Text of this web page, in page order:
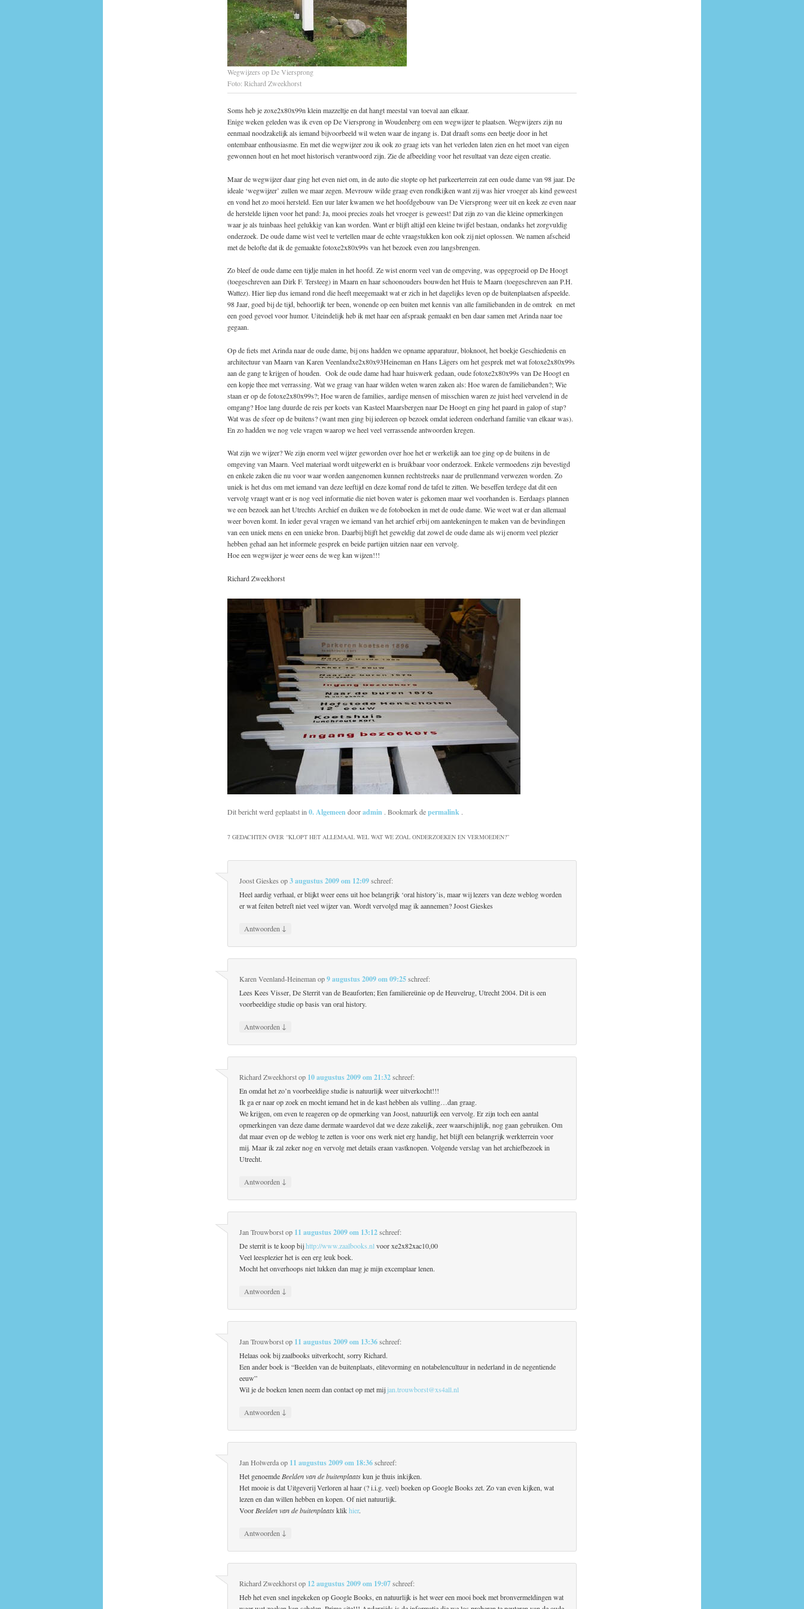
Wegwijzers op De Viersprong
Foto: Richard Zweekhorst
Soms heb je zoxe2x80x99n klein mazzeltje en dat hangt meestal van toeval aan elkaar.
Enige weken geleden was ik even op De Viersprong in Woudenberg om een wegwijzer te plaatsen. Wegwijzers zijn nu
eenmaal noodzakelijk als iemand bijvoorbeeld wil weten waar de ingang is. Dat draaft soms een beetje door in het
ontembaar enthousiasme. En met die wegwijzer zou ik ook zo graag iets van het verleden laten zien en het moet van eigen
gewonnen hout en het moet historisch verantwoord zijn. Zie de afbeelding voor het resultaat van deze eigen creatie.
Maar de wegwijzer daar ging het even niet om, in de auto die stopte op het parkeerterrein zat een oude dame van 98 jaar. De
ideale ‘wegwijzer’ zullen we maar zegen. Mevrouw wilde graag even rondkijken want zij was hier vroeger als kind geweest
en vond het zo mooi hersteld. Een uur later kwamen we het hoofdgebouw van De Viersprong weer uit en keek ze even naar
de herstelde lijnen voor het pand: Ja, mooi precies zoals het vroeger is geweest! Dat zijn zo van die kleine opmerkingen
waar je als tuinbaas heel gelukkig van kan worden. Want er blijft altijd een kleine twijfel bestaan, ondanks het zorgvuldig
onderzoek. De oude dame wist veel te vertellen maar de echte vraagstukken kon ook zij niet oplossen. We namen afscheid
met de belofte dat ik de gemaakte fotoxe2x80x99s van het bezoek even zou langsbrengen.
Zo bleef de oude dame een tijdje malen in het hoofd. Ze wist enorm veel van de omgeving, was opgegroeid op De Hoogt
(toegeschreven aan Dirk F. Tersteeg) in Maarn en haar schoonouders bouwden het Huis te Maarn (toegeschreven aan P.H.
Wattez). Hier liep dus iemand rond die heeft meegemaakt wat er zich in het dagelijks leven op de buitenplaatsen afspeelde.
98 Jaar, goed bij de tijd, behoorlijk ter been, wonende op een buiten met kennis van alle familiebanden in de omtrek en met
een goed gevoel voor humor. Uiteindelijk heb ik met haar een afspraak gemaakt en ben daar samen met Arinda naar toe
gegaan.
Op de fiets met Arinda naar de oude dame, bij ons hadden we opname apparatuur, bloknoot, het boekje Geschiedenis en
architectuur van Maarn van Karen Veenlandxe2x80x93Heineman en Hans Lägers om het gesprek met wat fotoxe2x80x99s
aan de gang te krijgen of houden. Ook de oude dame had haar huiswerk gedaan, oude fotoxe2x80x99s van De Hoogt en
een kopje thee met verrassing. Wat we graag van haar wilden weten waren zaken als: Hoe waren de familiebanden?; Wie
staan er op de fotoxe2x80x99s?; Hoe waren de families, aardige mensen of misschien waren ze juist heel vervelend in de
omgang? Hoe lang duurde de reis per koets van Kasteel Maarsbergen naar De Hoogt en ging het paard in galop of stap?
Wat was de sfeer op de buitens? (want men ging bij iedereen op bezoek omdat iedereen onderhand familie van elkaar was).
En zo hadden we nog vele vragen waarop we heel veel verrassende antwoorden kregen.
Wat zijn we wijzer? We zijn enorm veel wijzer geworden over hoe het er werkelijk aan toe ging op de buitens in de
omgeving van Maarn. Veel materiaal wordt uitgewerkt en is bruikbaar voor onderzoek. Enkele vermoedens zijn bevestigd
en enkele zaken die nu voor waar worden aangenomen kunnen rechtstreeks naar de prullenmand verwezen worden. Zo
uniek is het dus om met iemand van deze leeftijd en deze komaf rond de tafel te zitten. We beseffen terdege dat dit een
vervolg vraagt want er is nog veel informatie die niet boven water is gekomen maar wel voorhanden is. Eerdaags plannen
we een bezoek aan het Utrechts Archief en duiken we de fotoboeken in met de oude dame. Wie weet wat er dan allemaal
weer boven komt. In ieder geval vragen we iemand van het archief erbij om aantekeningen te maken van de bevindingen
van een uniek mens en een unieke bron. Daarbij blijft het geweldig dat zowel de oude dame als wij enorm veel plezier
hebben gehad aan het informele gesprek en beide partijen uitzien naar een vervolg.
Hoe een wegwijzer je weer eens de weg kan wijzen!!!
Richard Zweekhorst
Dit bericht werd geplaatst in 0. Algemeen dooradmin . Bookmark depermalink .
7 GEDACHTEN OVER “KLOPT HET ALLEMAAL WEL WAT WE ZOAL ONDERZOEKEN EN VERMOEDEN?”
Joost Gieskes op3 augustus 2009 om 12:09 schreef:
Heel aardig verhaal, er blijkt weer eens uit hoe belangrijk ‘oral history’is, maar wij lezers van deze weblog worden
er wat feiten betreft niet veel wijzer van. Wordt vervolgd mag ik aannemen? Joost Gieskes
Antwoorden ↓
Karen Veenland-Heineman op9 augustus 2009 om 09:25 schreef:
Lees Kees Visser, De Sterrit van de Beauforten; Een familiereünie op de Heuvelrug, Utrecht 2004. Dit is een
voorbeeldige studie op basis van oral history.
Antwoorden ↓
Richard Zweekhorstop 10 augustus 2009 om 21:32 schreef:
En omdat het zo’n voorbeeldige studie is natuurlijk weer uitverkocht!!!
Ik ga er naar op zoek en mocht iemand het in de kast hebben als vulling…dan graag.
We krijgen, om even te reageren op de opmerking van Joost, natuurlijk een vervolg. Er zijn toch een aantal
opmerkingen van deze dame dermate waardevol dat we deze zakelijk, zeer waarschijnlijk, nog gaan gebruiken. Om
dat maar even op de weblog te zetten is voor ons werk niet erg handig, het blijft een belangrijk werkterrein voor
mij. Maar ik zal zeker nog en vervolg met details eraan vastknopen. Volgende verslag van het archiefbezoek in
Utrecht.
Antwoorden ↓
Jan Trouwborstop 11 augustus 2009 om 13:12 schreef:
De sterrit is te koop bijhttp://www.zaalbooks.nl voor xe2x82xac10,00
Veel leesplezier het is een erg leuk boek.
Mocht het onverhoops niet lukken dan mag je mijn excemplaar lenen.
Antwoorden ↓
Jan Trouwborstop 11 augustus 2009 om 13:36 schreef:
Helaas ook bij zaalbooks uitverkocht, sorry Richard.
Een ander boek is “Beelden van de buitenplaats, elitevorming en notabelencultuur in nederland in de negentiende
eeuw”
Wil je de boeken lenen neem dan contact op met mijjan.trouwborst@xs4all.nl
Antwoorden ↓
Jan Holwerdaop 11 augustus 2009 om 18:36 schreef:
Het genoemde Beelden van de buitenplaatskun je thuis inkijken.
Het mooie is dat Uitgeverij Verloren al haar (? i.i.g. veel) boeken op Google Books zet. Zo van even kijken, wat
lezen en dan willen hebben en kopen. Of niet natuurlijk.
Voor Beelden van de buitenplaatsklikhier.
Antwoorden ↓
Richard Zweekhorstop 12 augustus 2009 om 19:07 schreef:
Heb het even snel ingekeken op Google Books, en natuurlijk is het weer een mooi boek met bronvermeldingen wat